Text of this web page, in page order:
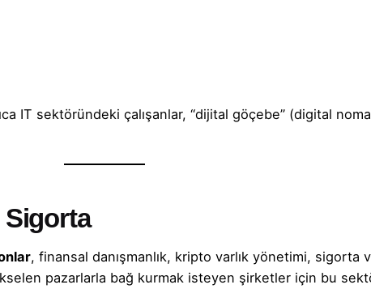
IT sektöründeki çalışanlar, “dijital göçebe” (digital
Sigorta
, finansal danışmanlık, kripto varlık yönetimi, sigorta
pazarlarla bağ kurmak isteyen şirketler için bu